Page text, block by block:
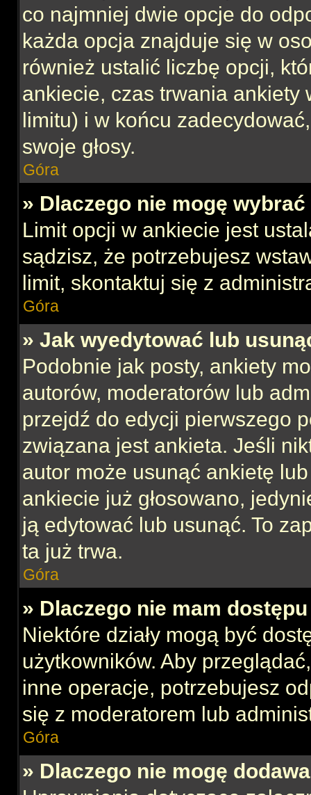
co najmniej dwie opcje do
każda opcja znajduje się w
również ustalić liczbę opcji,
ankiecie, czas trwania ankiety
limitu) i w końcu
swoje głosy.
Góra
» Dlaczego nie mogę
Limit opcji w ankiecie jest
sądzisz, że potrzebujesz
limit, skontaktuj się z
Góra
» Jak wyedytować lub
Podobnie jak posty, ankiety
autorów, moderatorów lub
przejdź do edycji pierwszego
związana jest ankieta. Jeśli
autor może usunąć ankietę
ankiecie już głosowano,
ją edytować lub usunąć. To
ta już trwa.
Góra
» Dlaczego nie mam dostępu
Niektóre działy mogą być
użytkowników. Aby
inne operacje, potrzebujesz
się z moderatorem lub
Góra
» Dlaczego nie mogę